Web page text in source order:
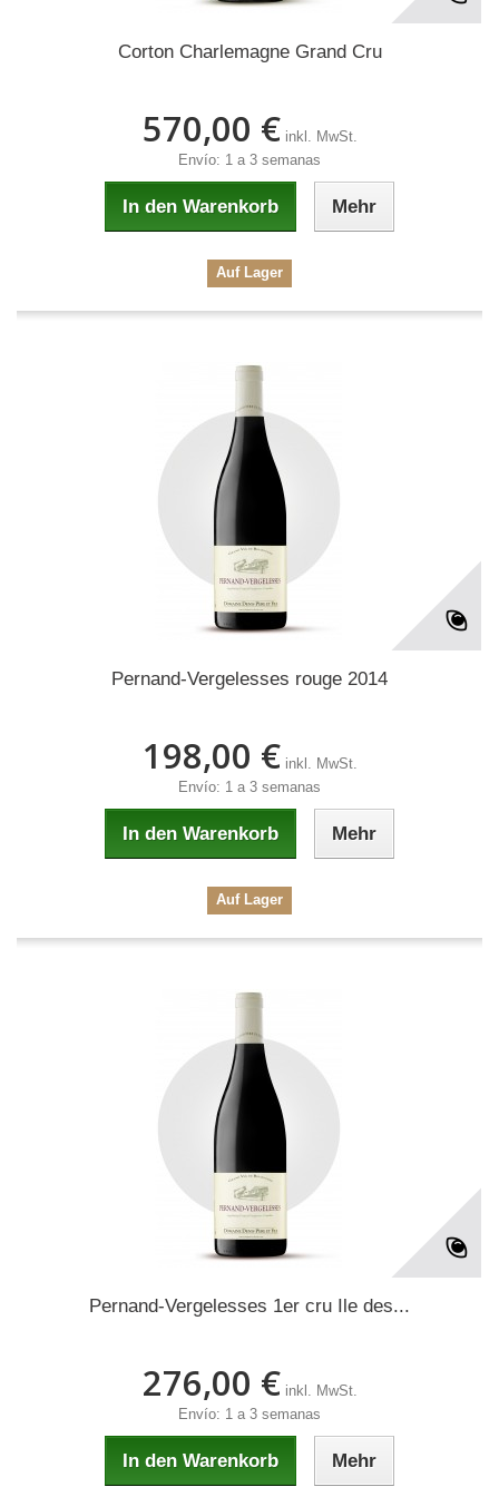
Corton Charlemagne Grand Cru
570,00 € inkl. MwSt.
Envío: 1 a 3 semanas
In den Warenkorb Mehr
Auf Lager
Pernand-Vergelesses rouge 2014
198,00 € inkl. MwSt.
Envío: 1 a 3 semanas
In den Warenkorb Mehr
Auf Lager
Pernand-Vergelesses 1er cru Ile des...
276,00 € inkl. MwSt.
Envío: 1 a 3 semanas
In den Warenkorb Mehr